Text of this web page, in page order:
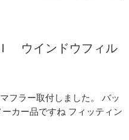
ウインドウフィル
フラー取付しました。 バッ
カー品ですね フィッティン